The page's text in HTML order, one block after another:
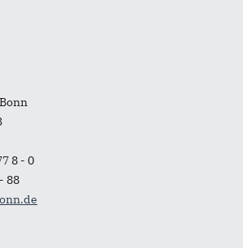
8 - 0
88